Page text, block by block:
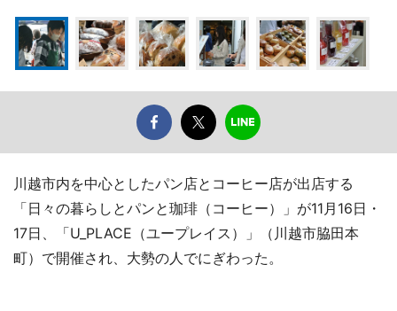
川越市内を中心としたパン店とコーヒー店が出店する
「日々の暮らしとパンと珈琲（コーヒー）」が11月16日・
17日、「U_PLACE（ユープレイス）」（川越市脇田本
町）で開催され、大勢の人でにぎわった。